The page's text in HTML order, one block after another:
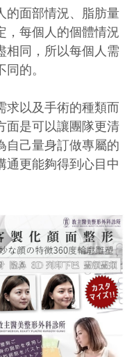
的面部情況、脂肪量
，每個人的個體情況
相同，所以每個人需
的。
求以及手術的種類而
面是可以讓團隊更清
自己量身訂做專屬的
通更能夠得到心目中